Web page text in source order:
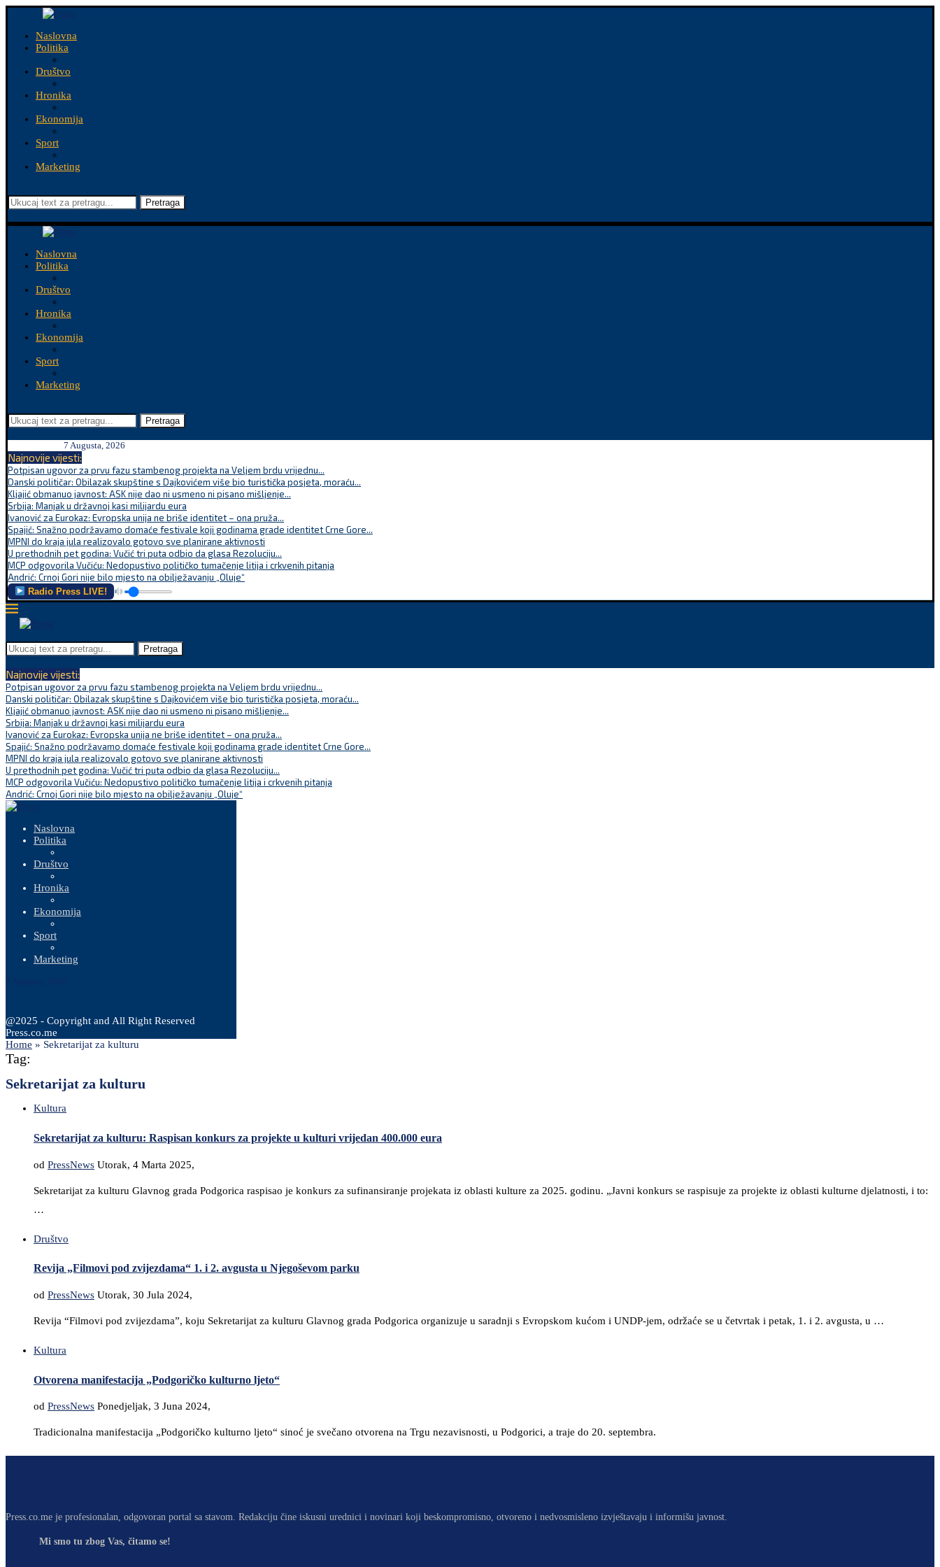
Naslovna
Politika
Društvo
Hronika
Ekonomija
Sport
Marketing
Pretraga
Naslovna
Politika
Društvo
Hronika
Ekonomija
Sport
Marketing
Pretraga
7 Augusta, 2026
Najnovije vijesti:
Potpisan ugovor za prvu fazu stambenog projekta na Veljem brdu vrijednu...
Danski političar: Obilazak skupštine s Dajkovićem više bio turistička posjeta, moraću...
Kljajić obmanuo javnost: ASK nije dao ni usmeno ni pisano mišljenje...
Srbija: Manjak u državnoj kasi milijardu eura
Ivanović za Eurokaz: Evropska unija ne briše identitet – ona pruža...
Spajić: Snažno podržavamo domaće festivale koji godinama grade identitet Crne Gore...
MPNI do kraja jula realizovalo gotovo sve planirane aktivnosti
U prethodnih pet godina: Vučić tri puta odbio da glasa Rezoluciju...
MCP odgovorila Vučiću: Nedopustivo političko tumačenje litija i crkvenih pitanja
Andrić: Crnoj Gori nije bilo mjesto na obilježavanju „Oluje“
Radio Press LIVE!
Pretraga
Najnovije vijesti:
Potpisan ugovor za prvu fazu stambenog projekta na Veljem brdu vrijednu...
Danski političar: Obilazak skupštine s Dajkovićem više bio turistička posjeta, moraću...
Kljajić obmanuo javnost: ASK nije dao ni usmeno ni pisano mišljenje...
Srbija: Manjak u državnoj kasi milijardu eura
Ivanović za Eurokaz: Evropska unija ne briše identitet – ona pruža...
Spajić: Snažno podržavamo domaće festivale koji godinama grade identitet Crne Gore...
MPNI do kraja jula realizovalo gotovo sve planirane aktivnosti
U prethodnih pet godina: Vučić tri puta odbio da glasa Rezoluciju...
MCP odgovorila Vučiću: Nedopustivo političko tumačenje litija i crkvenih pitanja
Andrić: Crnoj Gori nije bilo mjesto na obilježavanju „Oluje“
Naslovna
Politika
Društvo
Hronika
Ekonomija
Sport
Marketing
@2025 - Copyright and All Right Reserved
Press.co.me
Home » Sekretarijat za kulturu
Tag:
Sekretarijat za kulturu
Kultura
Sekretarijat za kulturu: Raspisan konkurs za projekte u kulturi vrijedan 400.000 eura
od PressNews Utorak, 4 Marta 2025,
Sekretarijat za kulturu Glavnog grada Podgorica raspisao je konkurs za sufinansiranje projekata iz oblasti kulture za 2025. godinu. „Javni konkurs se raspisuje za projekte iz oblasti kulturne djelatnosti, i to:
…
Društvo
Revija „Filmovi pod zvijezdama“ 1. i 2. avgusta u Njegoševom parku
od PressNews Utorak, 30 Jula 2024,
Revija “Filmovi pod zvijezdama”, koju Sekretarijat za kulturu Glavnog grada Podgorica organizuje u saradnji s Evropskom kućom i UNDP-jem, održaće se u četvrtak i petak, 1. i 2. avgusta, u …
Kultura
Otvorena manifestacija „Podgoričko kulturno ljeto“
od PressNews Ponedjeljak, 3 Juna 2024,
Tradicionalna manifestacija „Podgoričko kulturno ljeto“ sinoć je svečano otvorena na Trgu nezavisnosti, u Podgorici, a traje do 20. septembra.
Press.co.me je profesionalan, odgovoran portal sa stavom. Redakciju čine iskusni urednici i novinari koji beskompromisno, otvoreno i nedvosmisleno izvještavaju i informišu javnost.
Mi smo tu zbog Vas, čitamo se!